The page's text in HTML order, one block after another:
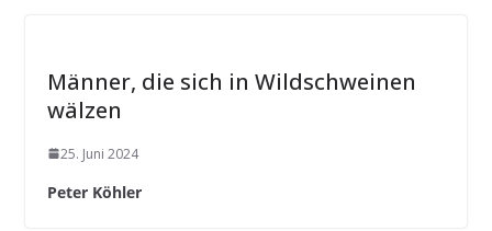
Männer, die sich in Wildschweinen
wälzen
25. Juni 2024
Peter Köhler